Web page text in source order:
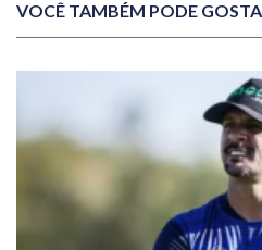
VOCÊ TAMBÉM PODE